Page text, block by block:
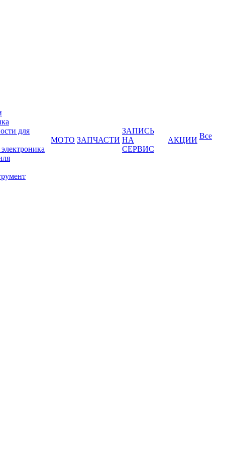
для
МОТО ЗАПЧАСТИ
ЗАПИСЬ
НА
СЕРВИС
АКЦИИ Все